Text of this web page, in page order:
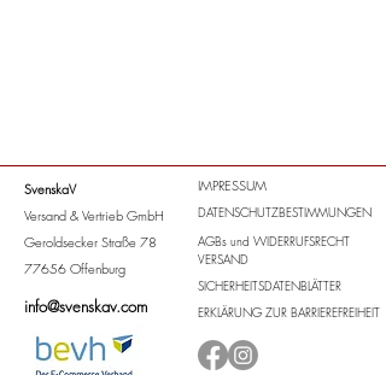
SvenskaV
Versand & Vertrieb GmbH
Geroldsecker Straße 78
77656 Offenburg
IMPRESSUM
DATENSCHUTZBESTIMMUNGEN
AGBs und WIDERRUFSRECHT
VERSAND
SICHERHEITSDATENBLÄTTER
info@svenskav.com ERKLÄRUNG ZUR BARRIEREFREIHEIT